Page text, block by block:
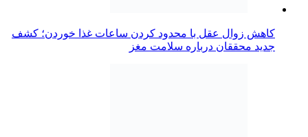
کاهش زوال عقل با محدود کردن ساعات غذا خوردن؛ کشف
جدید محققان درباره سلامت مغز